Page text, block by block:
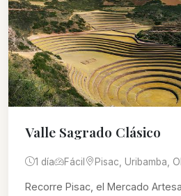
Valle Sagrado Clásico
1 día Fácil Pisac, Uribamba,
Recorre Pisac, el Mercado